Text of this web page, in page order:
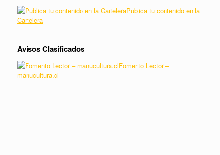
Publica tu contenido en la
Cartelera
Avisos Clasificados
Fomento Lector –
manucultura.cl